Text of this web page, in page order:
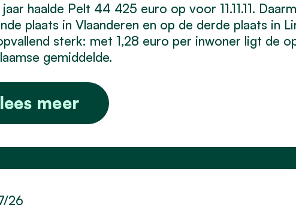
haalde Pelt 44 425 euro op voor 11.11.11.
plaats in Vlaanderen en op de derde plaats in
sterk: met 1,28 euro per inwoner ligt de
gemiddelde.
lees meer
26